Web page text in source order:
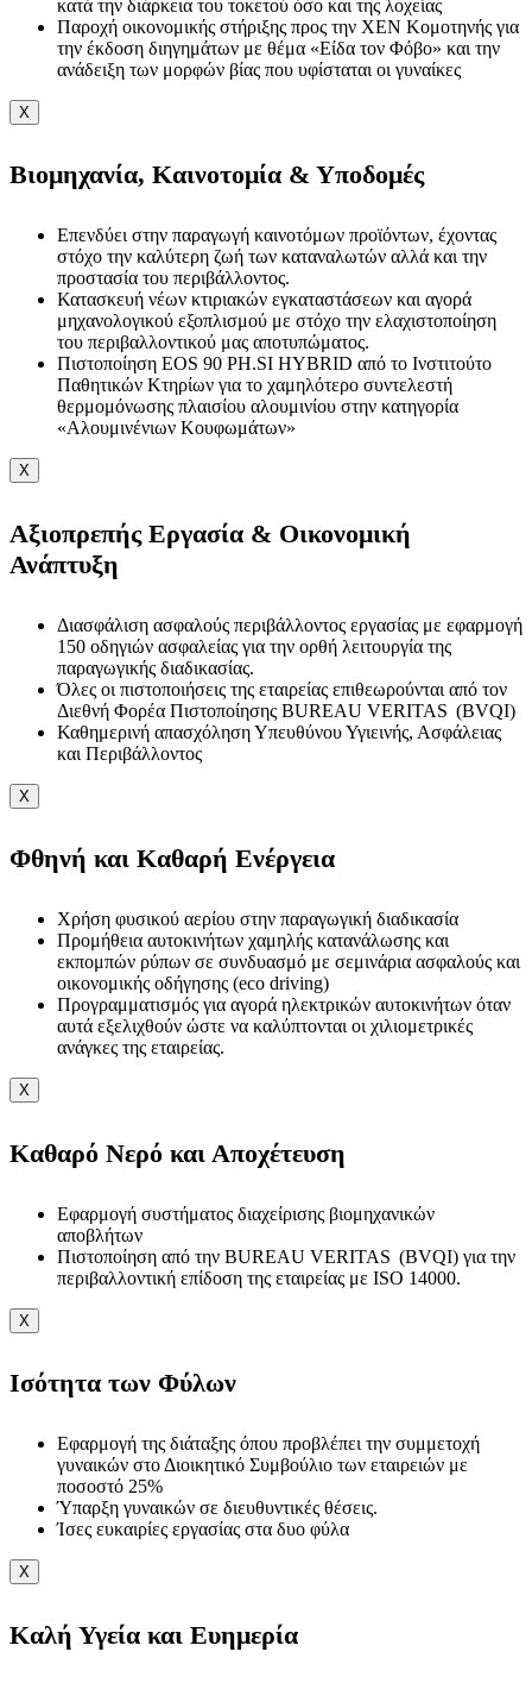
κατά την διάρκεια του τοκετού όσο και της λοχείας
Παροχή οικονομικής στήριξης προς την ΧΕΝ Κομοτηνής για
την έκδοση διηγημάτων με θέμα «Είδα τον Φόβο» και την
ανάδειξη των μορφών βίας που υφίσταται οι γυναίκες
X
Βιομηχανία, Καινοτομία & Υποδομές
Επενδύει στην παραγωγή καινοτόμων προϊόντων, έχοντας
στόχο την καλύτερη ζωή των καταναλωτών αλλά και την
προστασία του περιβάλλοντος.
Κατασκευή νέων κτιριακών εγκαταστάσεων και αγορά
μηχανολογικού εξοπλισμού με στόχο την ελαχιστοποίηση
του περιβαλλοντικού μας αποτυπώματος.
Πιστοποίηση EOS 90 PH.SI HYBRID από το Ινστιτούτο
Παθητικών Κτηρίων για το χαμηλότερο συντελεστή
θερμομόνωσης πλαισίου αλουμινίου στην κατηγορία
«Αλουμινένιων Κουφωμάτων»
X
Αξιοπρεπής Εργασία & Οικονομική
Ανάπτυξη
Διασφάλιση ασφαλούς περιβάλλοντος εργασίας με εφαρμογή
150 οδηγιών ασφαλείας για την ορθή λειτουργία της
παραγωγικής διαδικασίας.
Όλες οι πιστοποιήσεις της εταιρείας επιθεωρούνται από τον
Διεθνή Φορέα Πιστοποίησης BUREAU VERITAS (BVQI)
Καθημερινή απασχόληση Υπευθύνου Υγιεινής, Ασφάλειας
και Περιβάλλοντος
X
Φθηνή και Καθαρή Ενέργεια
Χρήση φυσικού αερίου στην παραγωγική διαδικασία
Προμήθεια αυτοκινήτων χαμηλής κατανάλωσης και
εκπομπών ρύπων σε συνδυασμό με σεμινάρια ασφαλούς και
οικονομικής οδήγησης (eco driving)
Προγραμματισμός για αγορά ηλεκτρικών αυτοκινήτων όταν
αυτά εξελιχθούν ώστε να καλύπτονται οι χιλιομετρικές
ανάγκες της εταιρείας.
X
Καθαρό Νερό και Αποχέτευση
Εφαρμογή συστήματος διαχείρισης βιομηχανικών
αποβλήτων
Πιστοποίηση από την BUREAU VERITAS (BVQI) για την
περιβαλλοντική επίδοση της εταιρείας με ISO 14000.
X
Ισότητα των Φύλων
Εφαρμογή της διάταξης όπου προβλέπει την συμμετοχή
γυναικών στο Διοικητικό Συμβούλιο των εταιρειών με
ποσοστό 25%
Ύπαρξη γυναικών σε διευθυντικές θέσεις.
Ίσες ευκαιρίες εργασίας στα δυο φύλα
X
Καλή Υγεία και Ευημερία